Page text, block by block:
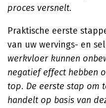
proces versnelt.
Praktische eerste
van uw wervings- en
werkvloer kunnen
negatief effect hebben
top. De eerste stap om
handelt op basis van